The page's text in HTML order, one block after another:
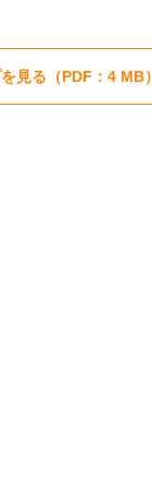
見る（PDF：4 MB）